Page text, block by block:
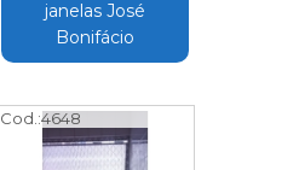
janelas José
Bonifácio
Cod.:4648